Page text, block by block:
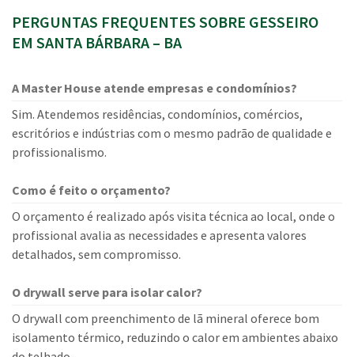
PERGUNTAS FREQUENTES SOBRE GESSEIRO
EM SANTA BÁRBARA – BA
A Master House atende empresas e condomínios?
Sim. Atendemos residências, condomínios, comércios,
escritórios e indústrias com o mesmo padrão de qualidade e
profissionalismo.
Como é feito o orçamento?
O orçamento é realizado após visita técnica ao local, onde o
profissional avalia as necessidades e apresenta valores
detalhados, sem compromisso.
O drywall serve para isolar calor?
O drywall com preenchimento de lã mineral oferece bom
isolamento térmico, reduzindo o calor em ambientes abaixo